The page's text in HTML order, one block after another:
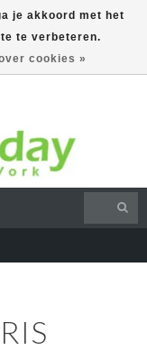
verstuurd
je akkoord met het
te verbeteren.
cookies »